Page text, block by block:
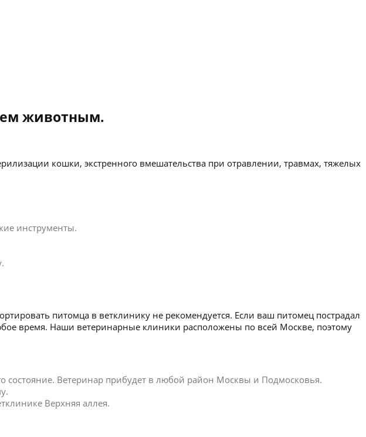
животным.
кошки, экстренного вмешательства при отравлении, травмах, тяжелых
инструменты.
питомца в ветклинику не рекомендуется. Если ваш питомец пострадал
время. Наши ветеринарные клиники расположены по всей Москве, поэтому
состояние. Ветеринар прибудет в любой район Москвы и Подмосковья.
Верхняя аллея.